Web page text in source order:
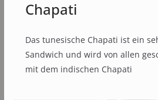
Chapati
Das tunesische Chapati ist ein
Sandwich und wird von allen
mit dem indischen Chapati